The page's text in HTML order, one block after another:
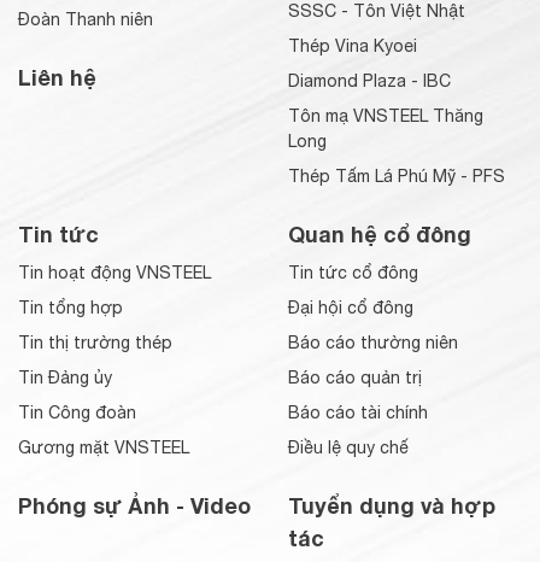
Đoàn Thanh niên
Liên hệ
SSSC - Tôn Việt Nhật
Thép Vina Kyoei
Diamond Plaza - IBC
Tôn mạ VNSTEEL Thăng
Long
Thép Tấm Lá Phú Mỹ - PFS
Tin tức
Tin hoạt động VNSTEEL
Tin tổng hợp
Tin thị trường thép
Tin Đảng ủy
Tin Công đoàn
Gương mặt VNSTEEL
Phóng sự Ảnh - Video
Quan hệ cổ đông
Tin tức cổ đông
Đại hội cổ đông
Báo cáo thường niên
Báo cáo quản trị
Báo cáo tài chính
Điều lệ quy chế
Tuyển dụng và hợp
tác